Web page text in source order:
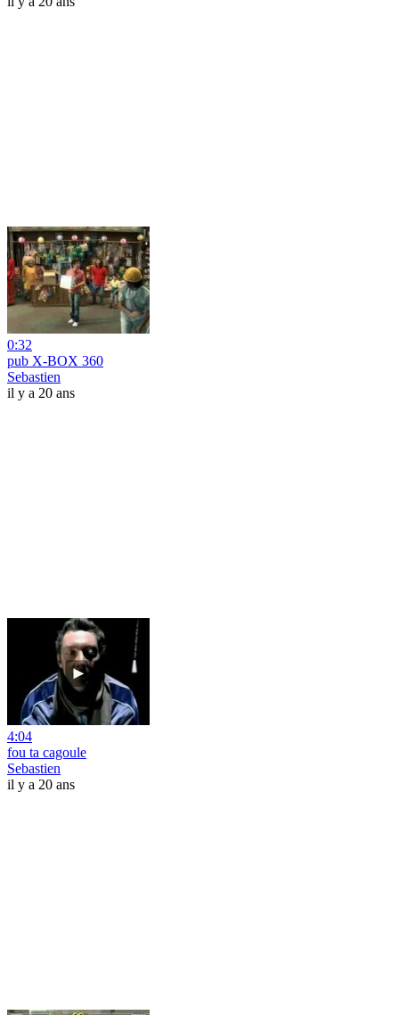
0:32
pub X-BOX 360
Sebastien
il y a 20 ans
4:04
fou ta cagoule
Sebastien
il y a 20 ans